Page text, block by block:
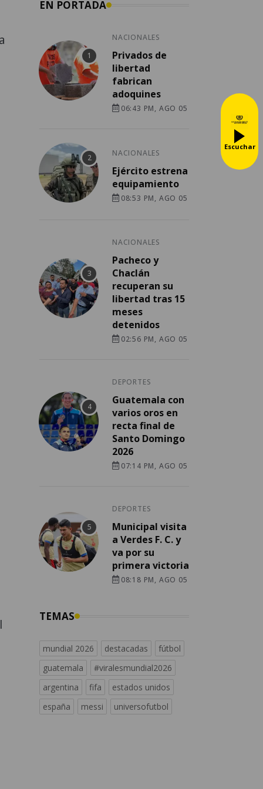
EN PORTADA
NACIONALES
Privados de
libertad
fabrican
adoquines
06:43 PM, AGO 05
NACIONALES
Ejército estrena
equipamiento
08:53 PM, AGO 05
NACIONALES
Pacheco y
Chaclán
recuperan su
libertad tras 15
meses
detenidos
02:56 PM, AGO 05
DEPORTES
Guatemala con
varios oros en
recta final de
Santo Domingo
2026
07:14 PM, AGO 05
DEPORTES
Municipal visita
a Verdes F. C. y
va por su
primera victoria
08:18 PM, AGO 05
TEMAS
mundial 2026 destacadas
fútbol
guatemala
#viralesmundial2026
argentina
fifa
estados unidos
españa
messi universofutbol
Escuchar